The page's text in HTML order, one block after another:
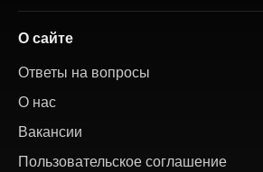
О сайте
Ответы на вопросы
О нас
Вакансии
Пользовательское соглашение